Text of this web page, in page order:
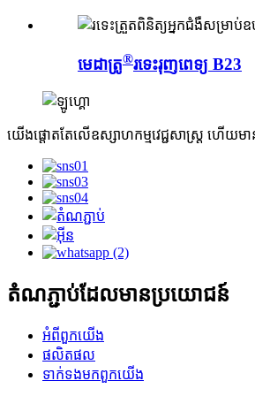
មេដាត្រូ®រទេះរុញពេទ្យ B23
យើងផ្តោតតែលើឧស្សាហកម្មវេជ្ជសាស្ត្រ ហើ
តំណ​ភ្ជាប់​ដែល​មានប្រយោជន៍
អំពី​ពួក​យើង
ផលិតផល
ទាក់ទង​មក​ពួក​យើង